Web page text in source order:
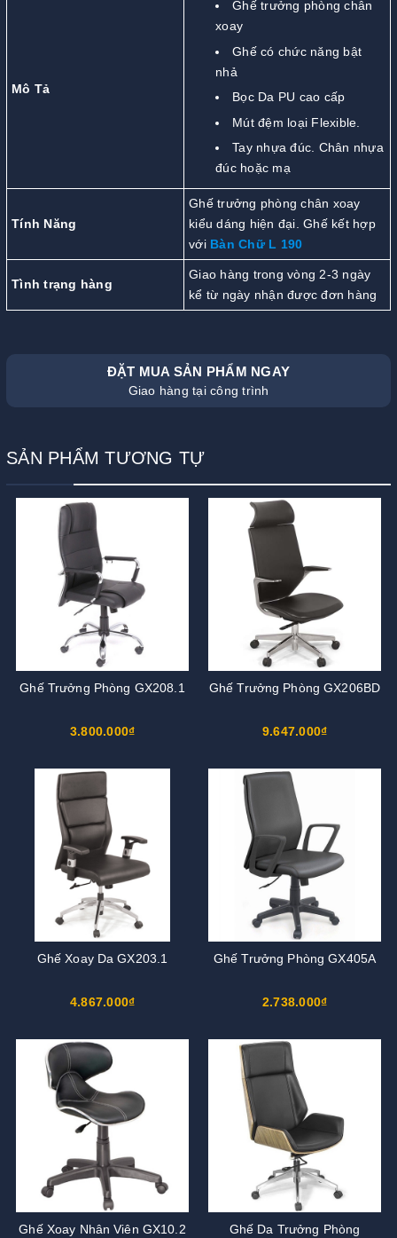
Mô Tả
Ghế trưởng phòng chân
xoay
Ghế có chức năng bật
nhả
Bọc Da PU cao cấp
Mút đệm loại Flexible.
Tay nhựa đúc. Chân nhựa
đúc hoặc mạ
Tính Năng
Ghế trưởng phòng chân xoay
kiểu dáng hiện đại. Ghế kết hợp
với Bàn Chữ L 190
Tình trạng hàng
Giao hàng trong vòng 2-3 ngày
kể từ ngày nhận được đơn hàng
ĐẶT MUA SẢN PHẨM NGAY
Giao hàng tại công trình
SẢN PHẨM TƯƠNG TỰ
Ghế Trưởng Phòng GX208.1
3.800.000₫
Ghế Trưởng Phòng GX206BD
9.647.000₫
Ghế Xoay Da GX203.1
4.867.000₫
Ghế Trưởng Phòng GX405A
2.738.000₫
Ghế Xoay Nhân Viên GX10.2
Ghế Da Trưởng Phòng